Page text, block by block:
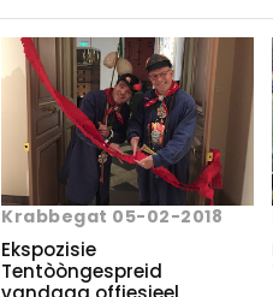
Krabbegat 05-02-2018
Ekspozisie
Tentòòngespreid